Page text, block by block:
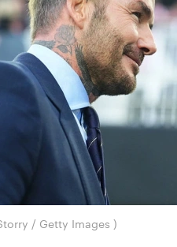
/ Getty Images )